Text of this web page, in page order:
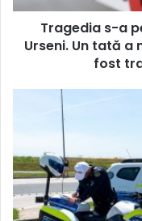
Urseni.
tată
6
ani
a
fost
Tragedia s-a
Urseni. Un tată
fost
Timișoara